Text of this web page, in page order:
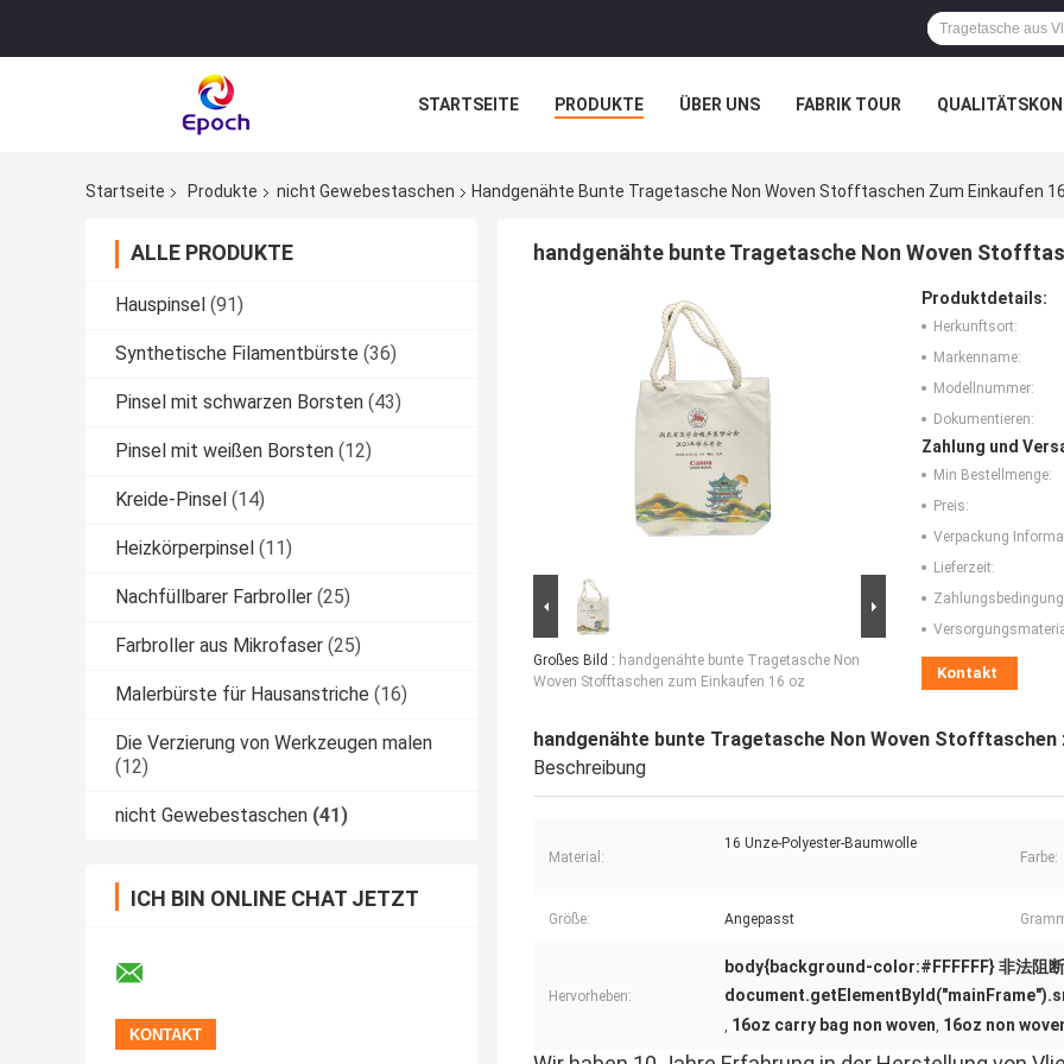
STARTSEITE PRODUKTE ÜBER UNS FABRIK TOUR
Startseite Produkte nicht Gewebestaschen Handgenähte Bunte Tragetasche Non Woven Stofftaschen Zum Einkaufen
ALLE PRODUKTE
Hauspinsel (91)
Synthetische Filamentbürste (36)
Pinsel mit schwarzen Borsten (43)
Pinsel mit weißen Borsten (12)
Kreide-Pinsel (14)
Heizkörperpinsel (11)
Nachfüllbarer Farbroller (25)
Farbroller aus Mikrofaser (25)
Malerbürste für Hausanstriche (16)
Die Verzierung von Werkzeugen malen
(12)
nicht Gewebestaschen (41)
ICH BIN ONLINE CHAT JETZT
handgenähte bunte Tragetasche Non Woven
Großes Bild : handgenähte bunte Tragetasche Non
Woven Stofftaschen zum Einkaufen 16 oz
Produktdetails:
Herkunftsort:
Markenname:
Modellnummer:
Dokumentieren:
Zahlung und
Min Bestellmenge:
Preis:
Verpackung
Lieferzeit:
Kontakt
handgenähte bunte Tragetasche Non Woven Stofftaschen
Beschreibung
Material:
16 Unze-Polyester-Baumwolle
Farbe:
Größe: Angepasst
Hervorheben:
body{background-color:#FFFFFF} 非法阻
, 16oz carry bag non woven, 16oz non